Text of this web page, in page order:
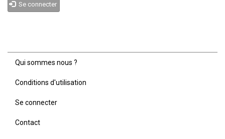
Se connecter
Menu
de
page
Qui sommes nous ?
Conditions d'utilisation
Se connecter
Contact